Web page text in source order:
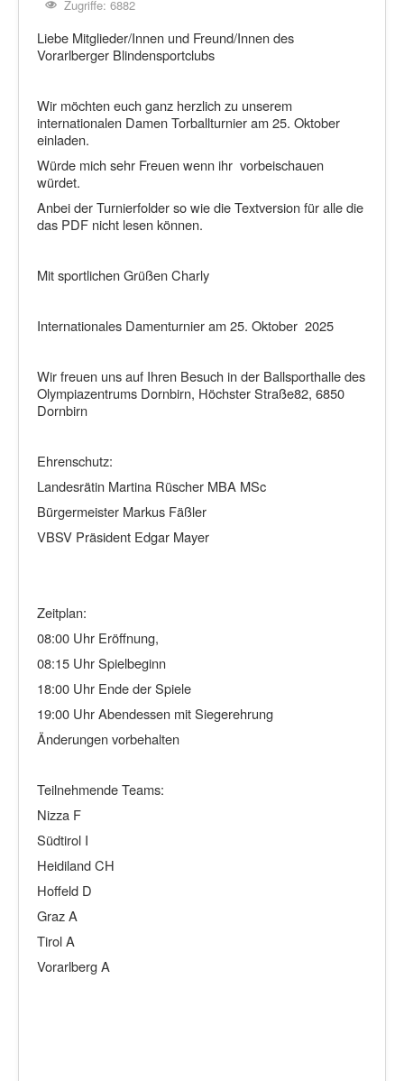
Zugriffe: 6882
Liebe Mitglieder/Innen und Freund/Innen des
Vorarlberger Blindensportclubs
Wir möchten euch ganz herzlich zu unserem
internationalen Damen Torballturnier am 25. Oktober
einladen.
Würde mich sehr Freuen wenn ihr vorbeischauen
würdet.
Anbei der Turnierfolder so wie die Textversion für alle die
das PDF nicht lesen können.
Mit sportlichen Grüßen Charly
Internationales Damenturnier am 25. Oktober 2025
Wir freuen uns auf Ihren Besuch in der Ballsporthalle des
Olympiazentrums Dornbirn, Höchster Straße82, 6850
Dornbirn
Ehrenschutz:
Landesrätin Martina Rüscher MBA MSc
Bürgermeister Markus Fäßler
VBSV Präsident Edgar Mayer
Zeitplan:
08:00 Uhr Eröffnung,
08:15 Uhr Spielbeginn
18:00 Uhr Ende der Spiele
19:00 Uhr Abendessen mit Siegerehrung
Änderungen vorbehalten
Teilnehmende Teams:
Nizza F
Südtirol I
Heidiland CH
Hoffeld D
Graz A
Tirol A
Vorarlberg A